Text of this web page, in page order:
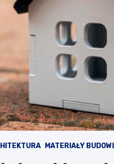
MATERIAŁY